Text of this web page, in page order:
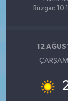
Rüzgar:
12